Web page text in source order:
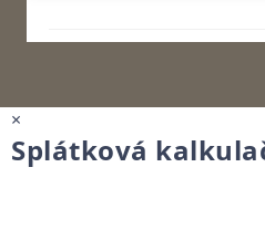
×
Splátková